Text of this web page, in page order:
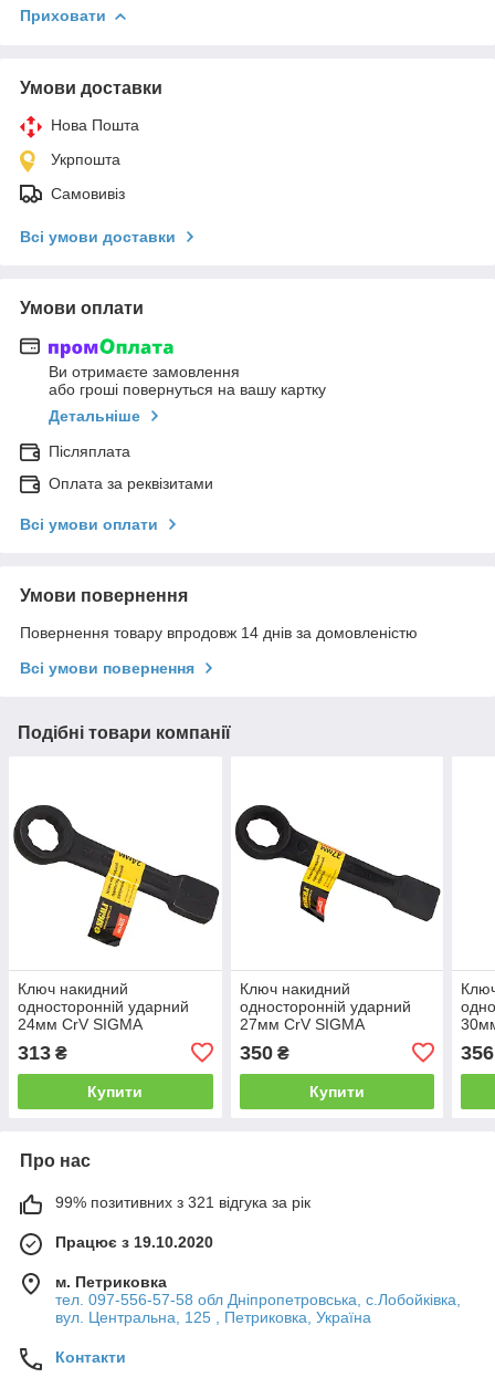
Приховати
Умови доставки
Нова Пошта
Укрпошта
Самовивіз
Всі умови доставки
Умови оплати
Ви отримаєте замовлення
або гроші повернуться на вашу картку
Детальніше
Післяплата
Оплата за реквізитами
Всі умови оплати
Умови повернення
Повернення товару впродовж 14 днів за домовленістю
Всі умови повернення
Подібні товари компанії
Ключ накидний
односторонній ударний
24мм CrV SIGMA
313 ₴
Купити
Ключ накидний
односторонній ударний
27мм CrV SIGMA
350₴
Купити
356
Про нас
99% позитивних з 321 відгука за рік
Працює з 19.10.2020
м. Петриковка
тел. 097-556-57-58 обл Дніпропетровська, с.Лобойківка,
вул. Центральна, 125 , Петриковка, Україна
Контакти